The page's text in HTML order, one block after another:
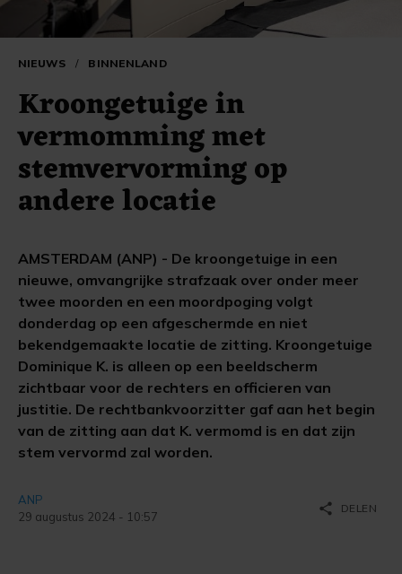
NIEUWS / BINNENLAND
Kroongetuige in
vermomming met
stemvervorming op
andere locatie
AMSTERDAM (ANP) - De kroongetuige in een
nieuwe, omvangrijke strafzaak over onder meer
twee moorden en een moordpoging volgt
donderdag op een afgeschermde en niet
bekendgemaakte locatie de zitting. Kroongetuige
Dominique K. is alleen op een beeldscherm
zichtbaar voor de rechters en officieren van
justitie. De rechtbankvoorzitter gaf aan het begin
van de zitting aan dat K. vermomd is en dat zijn
stem vervormd zal worden.
ANP
29 augustus 2024 - 10:57
share DELEN